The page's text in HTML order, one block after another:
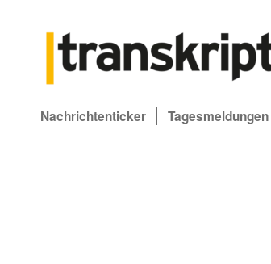
Nachrichtenticker Tagesmeldungen